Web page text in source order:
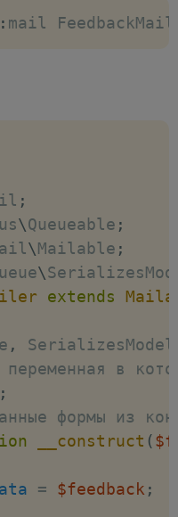
= form.
method
: 'post'
credentials :
body
JSON .
email : email
res)
return
res .json
: mail
;
\Queueable ;
\Mailable ;
\
extends
,
в
;
формы из
__construct (
= $feedback ;